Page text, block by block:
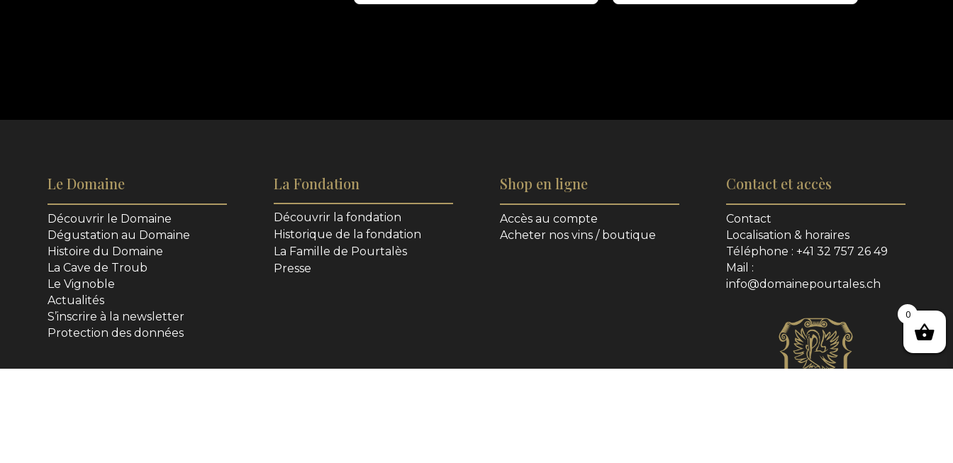
Le Domaine
Découvrir le Domaine
Dégustation au Domaine
Histoire du Domaine
La Cave de Troub
Le Vignoble
Actualités
S’inscrire à la newsletter
Protection des données
La Fondation
Découvrir la fondation
Historique de la fondation
La Famille de Pourtalès
Presse
Shop en ligne
Accès au compte
Acheter nos vins / boutique
Contact et accès
Contact
Localisation & horaires
Téléphone : +41 32 757 26 49
Mail :
info@domainepourtales.ch
0